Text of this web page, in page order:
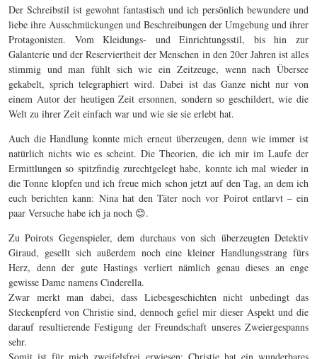
Der Schreibstil ist gewohnt fantastisch und ich persönlich bewundere und
liebe ihre Ausschmückungen und Beschreibungen der Umgebung und ihrer
Protagonisten. Vom Kleidungs- und Einrichtungsstil, bis hin zur
Galanterie und der Reserviertheit der Menschen in den 20er Jahren ist alles
stimmig und man fühlt sich wie ein Zeitzeuge, wenn nach Übersee
gekabelt, sprich telegraphiert wird. Dabei ist das Ganze nicht nur von
einem Autor der heutigen Zeit ersonnen, sondern so geschildert, wie die
Welt zu ihrer Zeit einfach war und wie sie sie erlebt hat.
Auch die Handlung konnte mich erneut überzeugen, denn wie immer ist
natürlich nichts wie es scheint. Die Theorien, die ich mir im Laufe der
Ermittlungen so spitzfindig zurechtgelegt habe, konnte ich mal wieder in
die Tonne klopfen und ich freue mich schon jetzt auf den Tag, an dem ich
euch berichten kann: Nina hat den Täter noch vor Poirot entlarvt – ein
paar Versuche habe ich ja noch 😊.
Zu Poirots Gegenspieler, dem durchaus von sich überzeugten Detektiv
Giraud, gesellt sich außerdem noch eine kleiner Handlungsstrang fürs
Herz, denn der gute Hastings verliert nämlich genau dieses an enge
gewisse Dame namens Cinderella.
Zwar merkt man dabei, dass Liebesgeschichten nicht unbedingt das
Steckenpferd von Christie sind, dennoch gefiel mir dieser Aspekt und die
darauf resultierende Festigung der Freundschaft unseres Zweiergespanns
sehr.